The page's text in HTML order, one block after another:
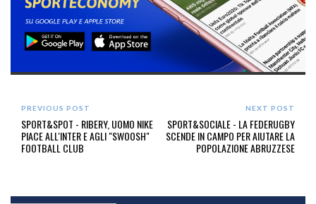
PREVIOUS POST
SPORT&SPOT - RIBERY, UOMO NIKE
PIACE ALL'INTER E AGLI "SWOOSH"
FOOTBALL CLUB
NEXT POST
SPORT&SOCIALE - LA FEDERUGBY
SCENDE IN CAMPO PER AIUTARE LA
POPOLAZIONE ABRUZZESE